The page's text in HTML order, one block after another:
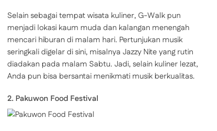
Selain sebagai tempat wisata kuliner, G-Walk pun
menjadi lokasi kaum muda dan kalangan menengah
mencari hiburan di malam hari. Pertunjukan musik
seringkali digelar di sini, misalnya Jazzy Nite yang rutin
diadakan pada malam Sabtu. Jadi, selain kuliner lezat,
Anda pun bisa bersantai menikmati musik berkualitas.
2. Pakuwon Food Festival